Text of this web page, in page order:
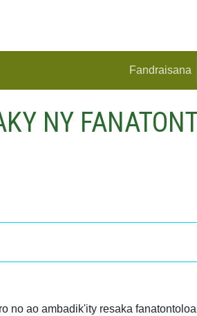
Fandraisana
NY
no ao ambadik'ity resaka